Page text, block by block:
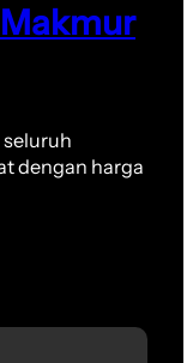
dengan harga